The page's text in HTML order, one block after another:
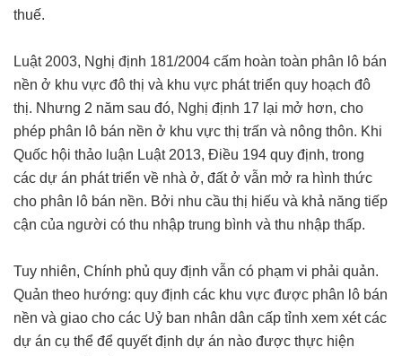
thuế.
Luật 2003, Nghị định 181/2004 cấm hoàn toàn phân lô bán
nền ở khu vực đô thị và khu vực phát triển quy hoạch đô
thị. Nhưng 2 năm sau đó, Nghị định 17 lại mở hơn, cho
phép phân lô bán nền ở khu vực thị trấn và nông thôn. Khi
Quốc hội thảo luận Luật 2013, Điều 194 quy định, trong
các dự án phát triển về nhà ở, đất ở vẫn mở ra hình thức
cho phân lô bán nền. Bởi nhu cầu thị hiếu và khả năng tiếp
cận của người có thu nhập trung bình và thu nhập thấp.
Tuy nhiên, Chính phủ quy định vẫn có phạm vi phải quản.
Quản theo hướng: quy định các khu vực được phân lô bán
nền và giao cho các Uỷ ban nhân dân cấp tỉnh xem xét các
dự án cụ thể để quyết định dự án nào được thực hiện